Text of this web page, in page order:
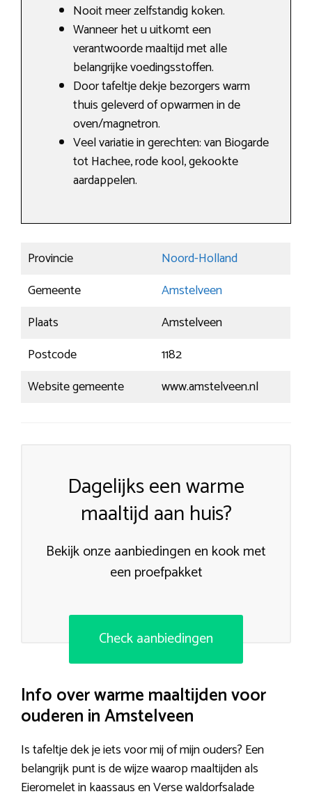
Nooit meer zelfstandig koken.
Wanneer het u uitkomt een
verantwoorde maaltijd met alle
belangrijke voedingsstoffen.
Door tafeltje dekje bezorgers warm
thuis geleverd of opwarmen in de
oven/magnetron.
Veel variatie in gerechten: van Biogarde
tot Hachee, rode kool, gekookte
aardappelen.
Provincie
Noord-Holland
Gemeente
Amstelveen
Plaats
Amstelveen
Postcode
1182
Website gemeente
www.amstelveen.nl
Dagelijks een warme
maaltijd aan huis?
Bekijk onze aanbiedingen en kook met
een proefpakket
Check aanbiedingen
Info over warme maaltijden voor
ouderen in Amstelveen
Is tafeltje dek je iets voor mij of mijn ouders? Een
belangrijk punt is de wijze waarop maaltijden als
Eieromelet in kaassaus en Verse waldorfsalade